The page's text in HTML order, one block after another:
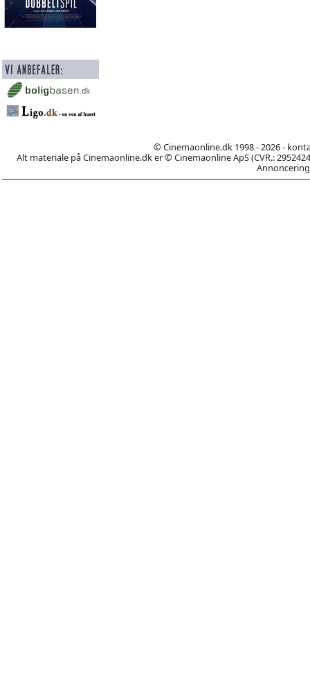
© Cinemaonline.dk 1998 - 2026 -
Alt materiale på Cinemaonline.dk er © Cinemaonline ApS (CVR.: